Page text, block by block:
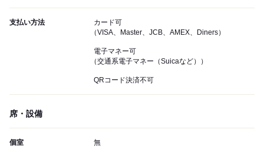
支払い方法
カード可
（VISA、Master、JCB、AMEX、Diners）
電子マネー可
（交通系電子マネー（Suicaなど））
QRコード決済不可
席・設備
個室 無